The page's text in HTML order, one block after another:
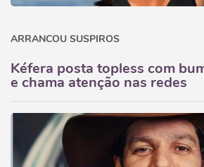
ARRANCOU SUSPIROS
Kéfera posta topless com
e chama atenção nas redes